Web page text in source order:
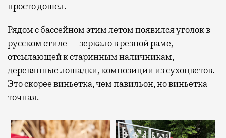
просто дошел.
Рядом с бассейном этим летом появился уголок в
русском стиле — зеркало в резной раме,
отсылающей к старинным наличникам,
деревянные лошадки, композиции из сухоцветов.
Это скорее виньетка, чем павильон, но виньетка
точная.